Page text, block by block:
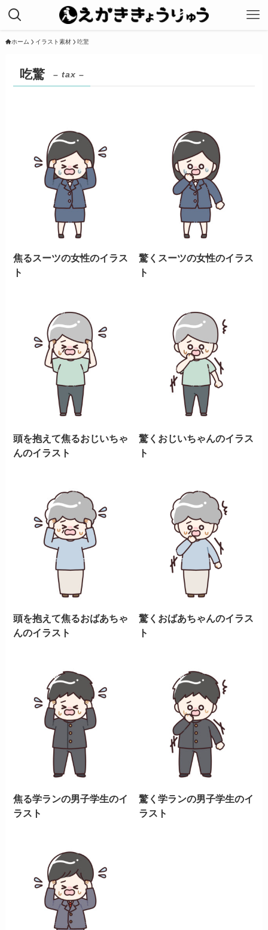
ホーム イラスト素材 吃驚
吃驚 – tax –
焦るスーツの女性のイラス
ト
驚くスーツの女性のイラス
ト
頭を抱えて焦るおじいちゃ
んのイラスト
驚くおじいちゃんのイラス
ト
頭を抱えて焦るおばあちゃ
んのイラスト
驚くおばあちゃんのイラス
ト
焦る学ランの男子学生のイ
ラスト
驚く学ランの男子学生のイ
ラスト